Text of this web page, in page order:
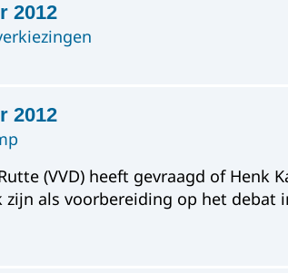
2012
2012
(VVD) heeft gevraagd of Henk
als voorbereiding op het debat